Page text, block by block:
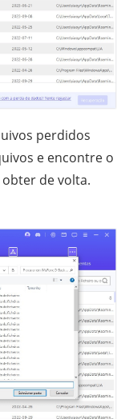
perdidos
e encontre o
de volta.